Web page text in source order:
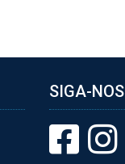
SIGA-NOS